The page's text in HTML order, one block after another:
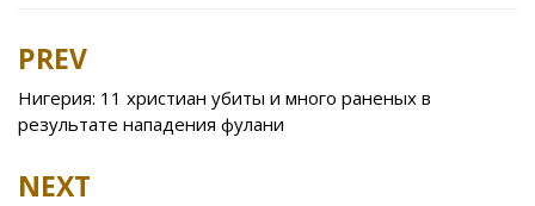
b
o
o
kl
as
u
r
st u A
p
Post
navigation
PREV
Нигерия: 11 христиан убиты и много раненых в
результате нападения фулани
NEXT